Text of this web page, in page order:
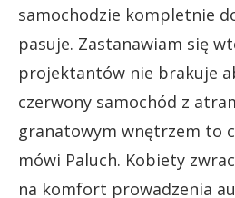
samochodzie kompletnie
pasuje. Zastanawiam się
projektantów nie brakuje
czerwony samochód z
granatowym wnętrzem to
mówi Paluch. Kobiety
na komfort prowadzenia